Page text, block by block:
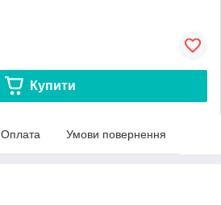
Купити
Оплата Умови повернення